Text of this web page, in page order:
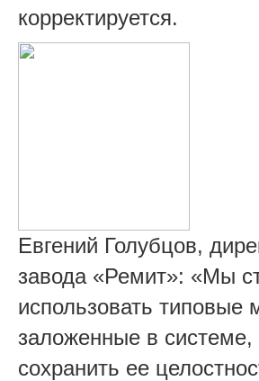
корректируется.
Евгений Голубцов,
завода «Ремит»: «Мы
использовать типовые
заложенные в системе,
сохранить ее